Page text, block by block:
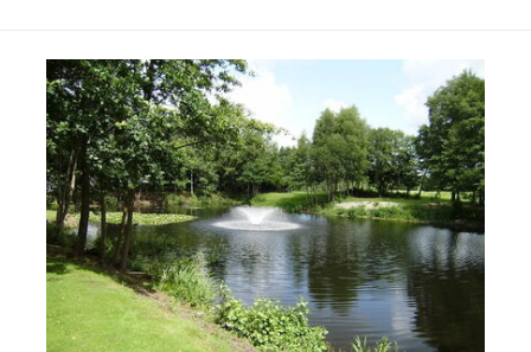
MALLORCA GOLFWOCHE
GOLF NEWS